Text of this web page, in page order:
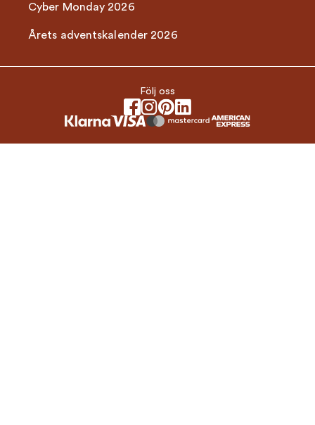
Cyber Monday 2026
Årets adventskalender 2026
Följ oss